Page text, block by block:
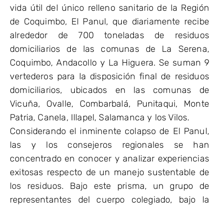
vida útil del único relleno sanitario de la Región
de Coquimbo, El Panul, que diariamente recibe
alrededor de 700 toneladas de residuos
domiciliarios de las comunas de La Serena,
Coquimbo, Andacollo y La Higuera. Se suman 9
vertederos para la disposición final de residuos
domiciliarios, ubicados en las comunas de
Vicuña, Ovalle, Combarbalá, Punitaqui, Monte
Patria, Canela, Illapel, Salamanca y los Vilos.
Considerando el inminente colapso de El Panul,
las y los consejeros regionales se han
concentrado en conocer y analizar experiencias
exitosas respecto de un manejo sustentable de
los residuos. Bajo este prisma, un grupo de
representantes del cuerpo colegiado, bajo la